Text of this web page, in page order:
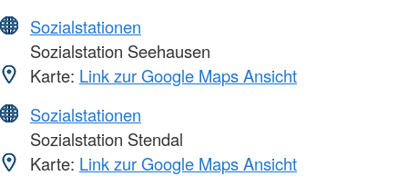
Sozialstationen
Sozialstation Seehausen
Karte: Link zur Google Maps Ansicht
Sozialstationen
Sozialstation Stendal
Karte: Link zur Google Maps Ansicht